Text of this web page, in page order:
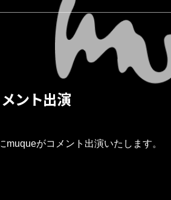
ント出演
がコメント出演いたします。